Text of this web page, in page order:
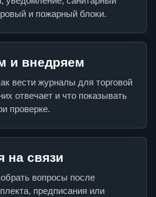
и пожарный блоки.
и внедряем
вести журналы для торговой
отвечает и что показывать
проверке.
на связи
вопросы после
предписания или